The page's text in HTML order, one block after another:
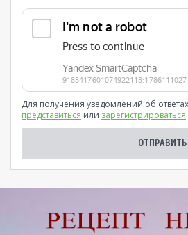
Для получения уведомлений об
представиться или зарегистрироваться